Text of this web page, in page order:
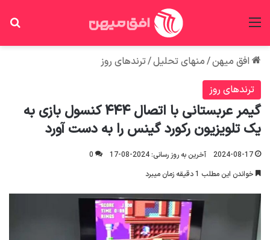
افق میهن/منهای تحلیل/ترندهای روز
ترندهای روز
گیمر عربستانی با اتصال ۴۴۴ کنسول بازی به
یک تلویزیون رکورد گینس را به دست آورد
2024-08-17 آخرین به روز رسانی: 2024-08-17
0
خواندن این مطلب 1 دقیقه زمان میبرد